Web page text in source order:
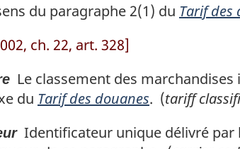
du paragraphe 2(1) du Tarif des
ch. 22, art. 328]
Le classement des
du Tarif des douanes. (tariff
Identificateur unique délivré par